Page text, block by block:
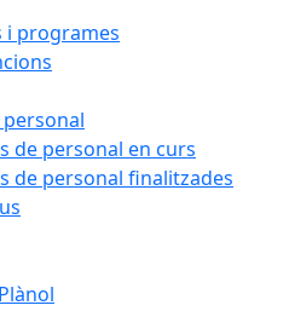
i programes
de personal en curs
de personal finalitzades